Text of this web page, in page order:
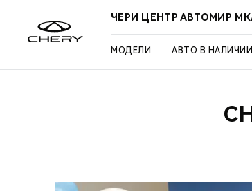
ЧЕРИ ЦЕНТР АВТОМИР
МОДЕЛИ АВТО В НАЛИЧИИ